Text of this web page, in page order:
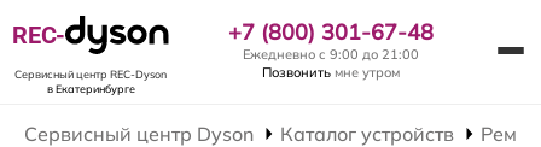
REC-
Сервисный центр REC-Dyson
в Екатеринбурге
+7 (800) 301-67-48
Ежедневно с 9:00 до 21:00
Позвонить мне утром
Сервисный центр Dyson Каталог устройств